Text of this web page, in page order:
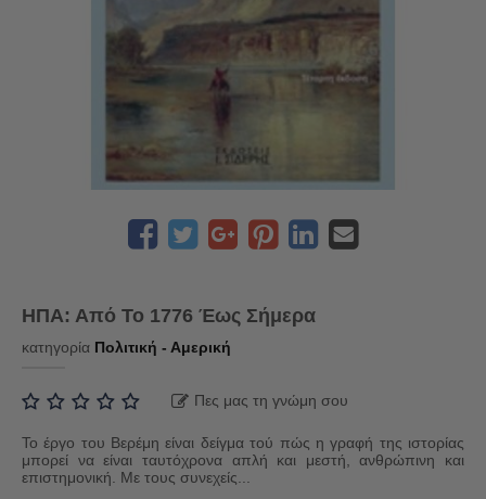
ΗΠΑ: Από Το 1776 Έως Σήμερα
κατηγορία Πολιτική - Αμερική
Πες μας τη γνώμη σου
Το έργο του Βερέμη είναι δείγμα τού πώς η γραφή της ιστορίας
μπορεί να είναι ταυτόχρονα απλή και μεστή, ανθρώπινη και
επιστημονική. Με τους συνεχείς...